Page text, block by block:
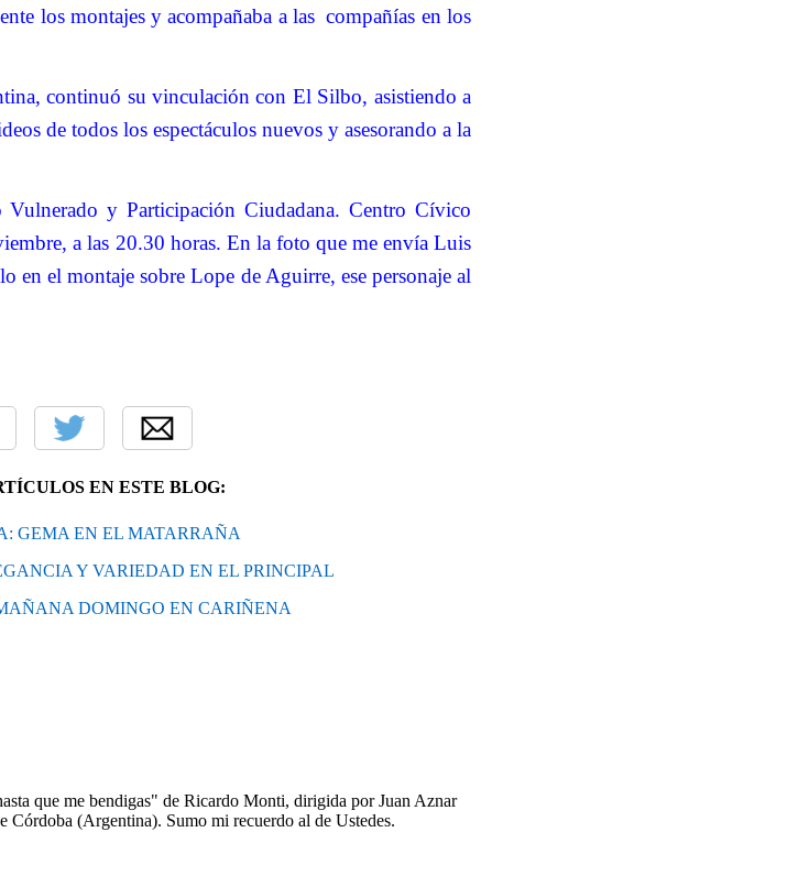
los montajes y acompañaba a las compañías en los
continuó su vinculación con El Silbo, asistiendo a
de todos los espectáculos nuevos y asesorando a la
y Participación Ciudadana. Centro Cívico
a las 20.30 horas. En la foto que me envía Luis
en el montaje sobre Lope de Aguirre, ese personaje al
EN ESTE BLOG:
GEMA EN EL MATARRAÑA
Y VARIEDAD EN EL PRINCIPAL
DOMINGO EN CARIÑENA
que me bendigas" de Ricardo Monti, dirigida por Juan Aznar
Córdoba (Argentina). Sumo mi recuerdo al de Ustedes.